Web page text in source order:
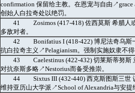
confirmation 保留给主教。在恩宠与自由
创始人白拉奇处以绝罚。
41 Zosimos (417-418) 佐西莫斯 希腊人
多敌对者。
42 Bonifatius I (418-422) 博尼法奇乌斯
抗白拉奇主义↗Pelagianism。强制实施奴隶不
43 Caelestinus (422-432) 切莱斯蒂努斯
对抗奈斯多略↗Nestorius而备受推崇。
44 Sixtus III (432-440) 西克斯图斯三世
维持亚历山大学派↗School of Alexandria与安